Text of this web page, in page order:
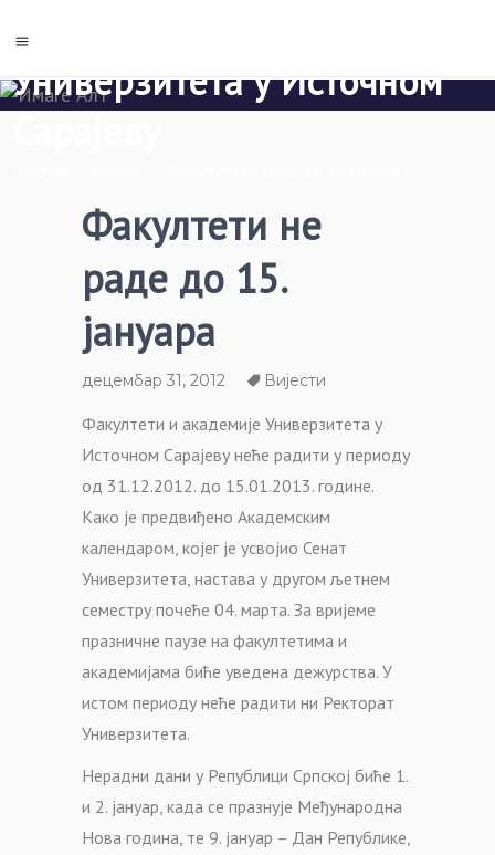
Економски факултет Пале
Универзитета у Источном
Факултети не
раде до 15.
јануара
децембар 31, 2012 Вијести
Факултети и академије Универзитета у
Источном Сарајеву неће радити у периоду
од 31.12.2012. до 15.01.2013. године.
Како је предвиђено Академским
календаром, којег је усвојио Сенат
Универзитета, настава у другом љетнем
семестру почеће 04. марта. За вријеме
празничне паузе на факултетима и
академијама биће уведена дежурства. У
истом периоду неће радити ни Ректорат
Универзитета.
Нерадни дани у Републици Српској биће 1.
и 2. јануар, када се празнује Међународна
Нова година, те 9. јануар – Дан Републике,